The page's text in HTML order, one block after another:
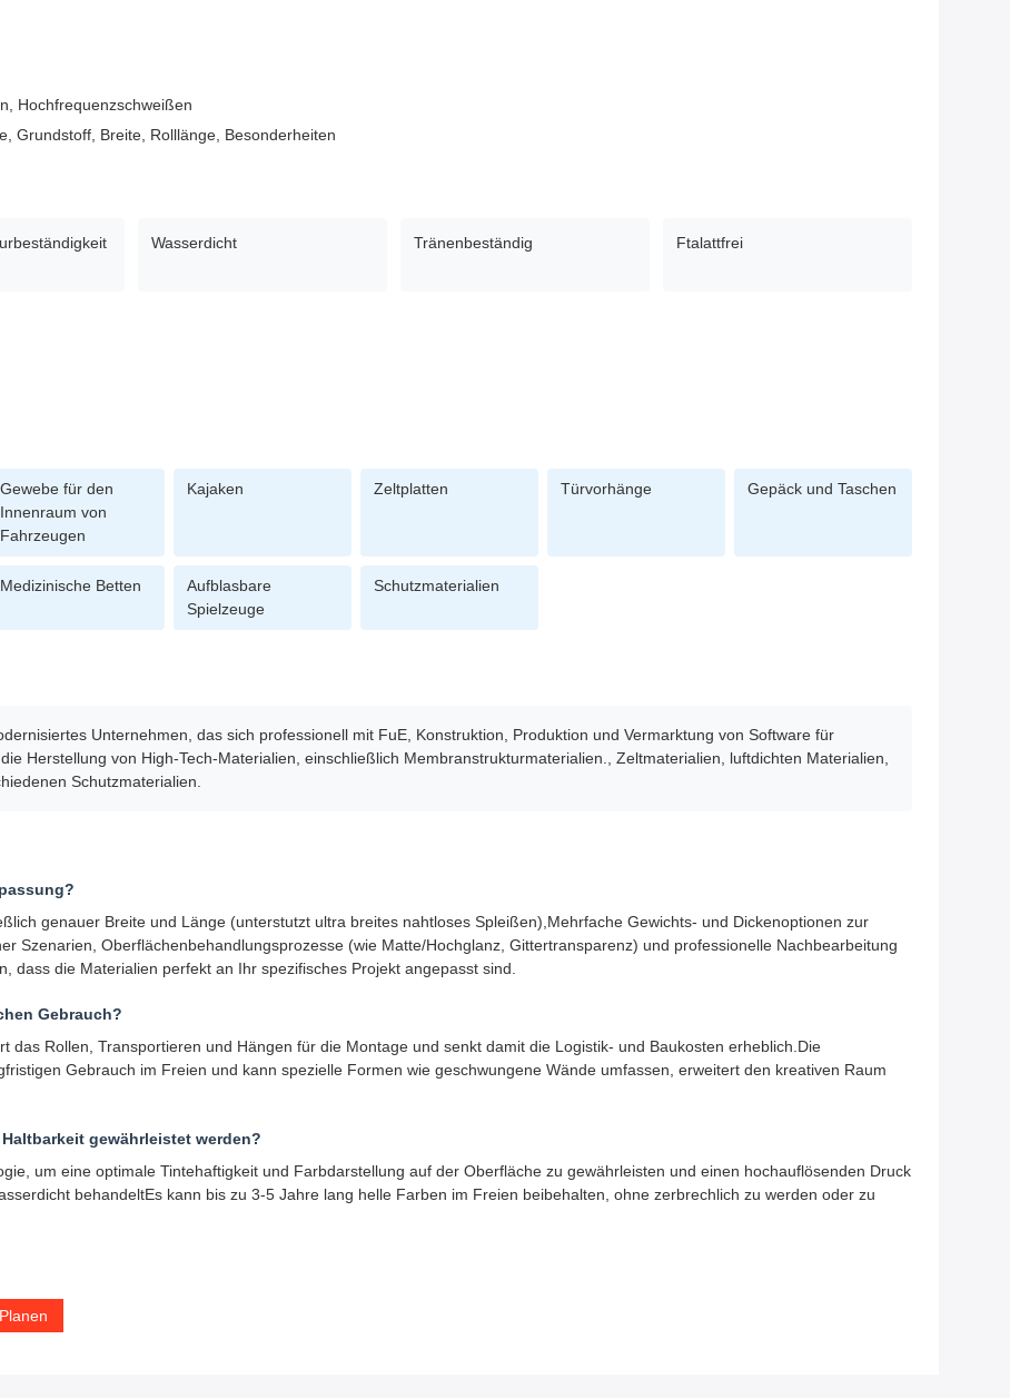
Hochfrequenzschweißen
Grundstoff, Breite, Rolllänge, Besonderheiten
Wasserdicht Tränenbeständig Ftalattfrei
Gewebe für den
Innenraum von
Fahrzeugen
Kajaken Zeltplatten Türvorhänge Gepäck und Taschen
Medizinische Betten
Aufblasbare
Spielzeuge
Schutzmaterialien
Unternehmen, das sich professionell mit FuE, Konstruktion, Produktion und Vermarktung von Software für
Herstellung von High-Tech-Materialien, einschließlich Membranstrukturmaterialien., Zeltmaterialien, luftdichten Materialien,
Schutzmaterialien.
genauer Breite und Länge (unterstutzt ultra breites nahtloses Spleißen),Mehrfache Gewichts- und Dickenoptionen zur
Szenarien, Oberflächenbehandlungsprozesse (wie Matte/Hochglanz, Gittertransparenz) und professionelle Nachbearbeitung
dass die Materialien perfekt an Ihr spezifisches Projekt angepasst sind.
Gebrauch?
das Rollen, Transportieren und Hängen für die Montage und senkt damit die Logistik- und Baukosten erheblich.Die
Gebrauch im Freien und kann spezielle Formen wie geschwungene Wände umfassen, erweitert den kreativen Raum
gewährleistet werden?
um eine optimale Tintehaftigkeit und Farbdarstellung auf der Oberfläche zu gewährleisten und einen hochauflösenden Druck
behandeltEs kann bis zu 3-5 Jahre lang helle Farben im Freien beibehalten, ohne zerbrechlich zu werden oder zu